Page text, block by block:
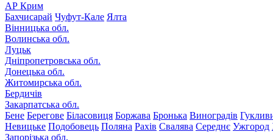
АР Крим
Бахчисарай Чуфут-Кале Ялта
Вінницька обл.
Волинська обл.
Луцьк
Дніпропетровська обл.
Донецька обл.
Житомирська обл.
Бердичів
Закарпатська обл.
Бене Берегове Біласовиця Боржава Бронька Виноградів
Невицьке Подобовець Поляна Рахів Свалява Середнє Ужгород
Запорізька обл.